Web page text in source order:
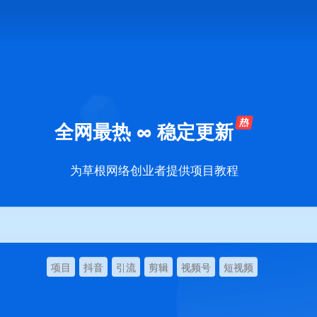
全网最热 ∞ 稳定更新
为草根网络创业者提供项目教程
项目 抖音 引流 剪辑 视频号 短视频